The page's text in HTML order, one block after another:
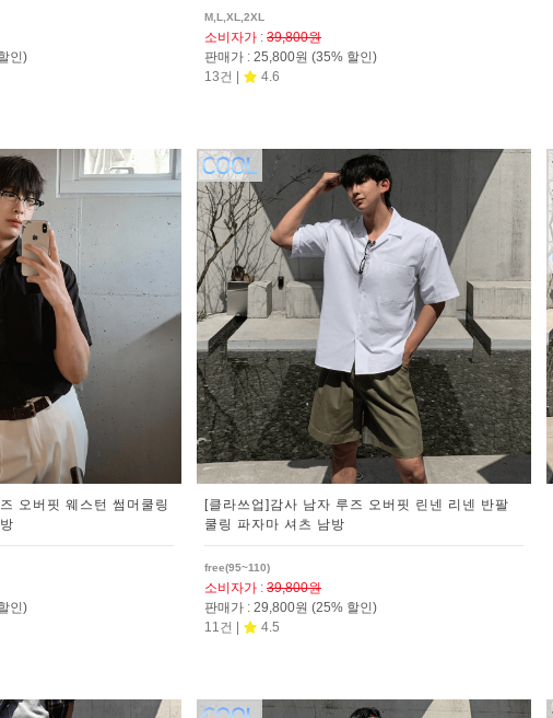
인)
M,L,XL,2XL
소비자가 : 39,800원
판매가 : 25,800원 (35% 할인)
13건 |
4.6
오버핏 웨스턴 썸머쿨링
인)
[클라쓰업]감사 남자 루즈 오버핏 린넨 리넨 반팔
쿨링 파자마 셔츠 남방
free(95~110)
소비자가 : 39,800원
판매가 : 29,800원 (25% 할인)
11건 |
4.5